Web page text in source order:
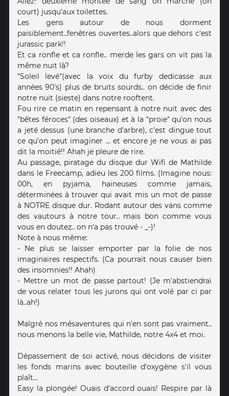
court) jusqu'aux toilettes.
Les gens autour de nous dorment
paisiblement..fenêtres ouvertes..alors que dehors c'est
jurassic park!!
Et ca ronfle et ca ronfle.. merde les gars on vit pas la
même nuit là?
"Soleil levé"(avec la voix du furby dedicasse aux
années 90's) plus de bruits sourds.. on décide de finir
notre nuit (sieste) dans notre rooftent.
Fou rire ce matin en repensant à notre nuit avec des
"bêtes féroces" (des oiseaux) et à la "proie" qu'on nous
a jeté dessus (une branche d'arbre), c'est dingue tout
ce qu'on peut imaginer ... et encore je ne vous ai pas
dit la moitié!! Ahah je pleure de rire.
Au passage, piratage du disque dur Wifi de Mathilde
dans le Freecamp, adieu les 200 films. (Imagine nous:
00h, en pyjama, haineuses comme jamais,
déterminées à trouver qui avait mis un mot de passe
à NOTRE disque dur. Rodant autour des vans comme
des vautours à notre tour.. mais bon comme vous
vous en doutez.. on n'a pas trouvé - _-)!
Note à nous même:
- Ne plus se laisser emporter par la folie de nos
imaginaires respectifs. (Ca pourrait nous causer bien
des insomnies!! Ahah)
- Mettre un mot de passe partout! (Je m'abstiendrai
de vous relater tous les jurons qui ont volé par ci par
là..ah!)
Malgré nos mésaventures qui n'en sont pas vraiment..
nous menons la belle vie, Mathilde, notre 4x4 et moi.
Dépassement de soi activé, nous décidons de visiter
les fonds marins avec bouteille d'oxygène s'il vous
plaît...
Easy la plongée! Ouais d'accord ouais! Respire par là